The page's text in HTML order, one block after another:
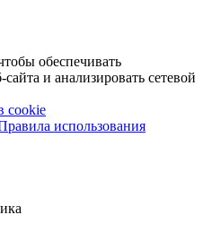
обеспечивать
и анализировать сетевой
cookie
использования